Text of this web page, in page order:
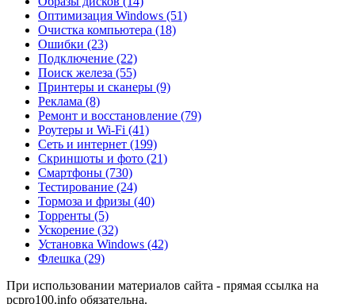
Оптимизация Windows (51)
Очистка компьютера (18)
Ошибки (23)
Подключение (22)
Поиск железа (55)
Принтеры и сканеры (9)
Реклама (8)
Ремонт и восстановление (79)
Роутеры и Wi-Fi (41)
Сеть и интернет (199)
Скриншоты и фото (21)
Смартфоны (730)
Тестирование (24)
Тормоза и фризы (40)
Торренты (5)
Ускорение (32)
Установка Windows (42)
Флешка (29)
При использовании материалов сайта - прямая ссылка на
pcpro100.info обязательна.